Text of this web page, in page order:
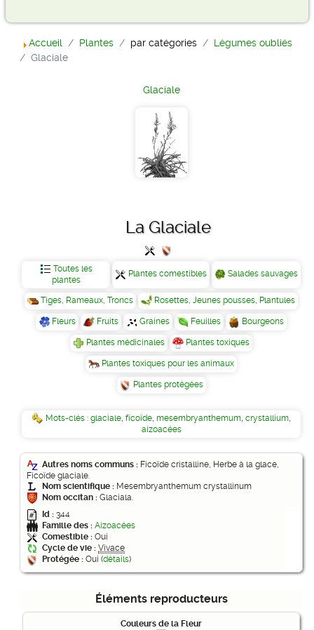
Accueil Plantes par catégories
Légumes oubliés
Glaciale
Glaciale
La Glaciale
Toutes les
plantes
Plantes comestibles Salades sauvages
Tiges, Rameaux, Troncs Rosettes, Jeunes pousses, Plantules
Fleurs Fruits Graines Feuilles Bourgeons
Plantes médicinales Plantes toxiques
Plantes toxiques pour les animaux
Plantes protégées
Mots-clés : glaciale, ficoïde, mesembryanthemum, crystallium,
aizoacées
Autres noms communs : Ficoïde cristalline, Herbe à la glace,
Ficoïde glaciale.
Nom scientifique : Mesembryanthemum crystallinum
Nom occitan : Glaciala.
Id : 344
Famille des : Aizoacées
Comestible : Oui
Cycle de vie : Vivace
Protégée : Oui (détails)
Éléments reproducteurs
Couleurs de la Fleur